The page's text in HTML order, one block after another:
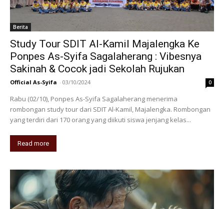
Berita
Study Tour SDIT Al-Kamil Majalengka Ke
Ponpes As-Syifa Sagalaherang : Vibesnya
Sakinah & Cocok jadi Sekolah Rujukan
Official As-Syifa - 03/10/2024 0
Rabu (02/10), Ponpes As-Syifa Sagalaherang menerima
rombongan study tour dari SDIT Al-Kamil, Majalengka. Rombongan
yang terdiri dari 170 orang yang diikuti siswa jenjang kelas...
Read more